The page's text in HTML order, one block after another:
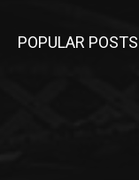
POPULAR POSTS